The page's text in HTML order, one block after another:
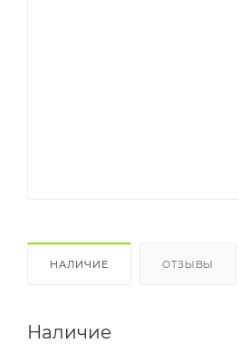
НАЛИЧИЕ ОТЗЫВЫ
Наличие